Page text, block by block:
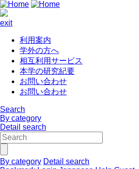
exit
利用案内
学外の方へ
相互利用サービス
本学の研究紀要
お問い合わせ
お問い合わせ
Search
By category
Detail search
By category Detail search